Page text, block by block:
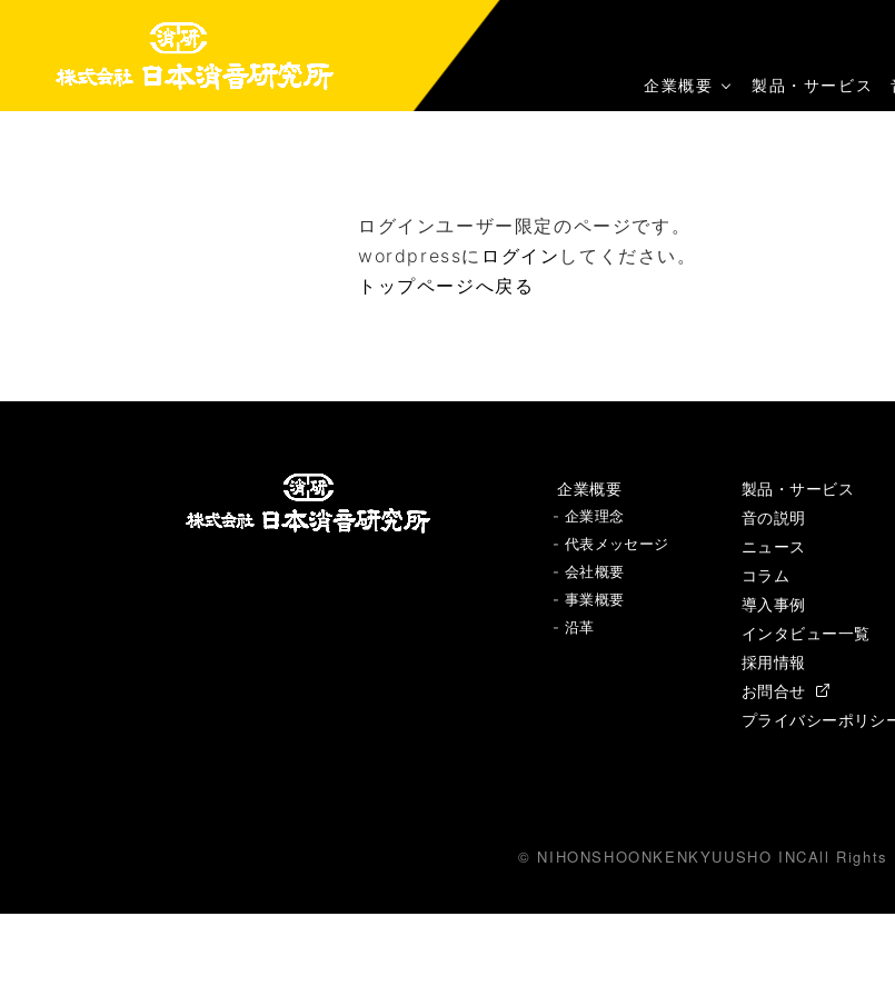
企業概要 製品・サービス
ログインユーザー限定のページです。
wordpressに ログイン してください。
トップページへ戻る
企業概要
- 企業理念
- 代表メッセージ
- 会社概要
- 事業概要
- 沿革
製品・サービス
音の説明
ニュース
コラム
導入事例
インタビュー一覧
採用情報
お問合せ
プライバシーポリシ
© NIHONSHOONKENKYUUSHO INCAll Rights